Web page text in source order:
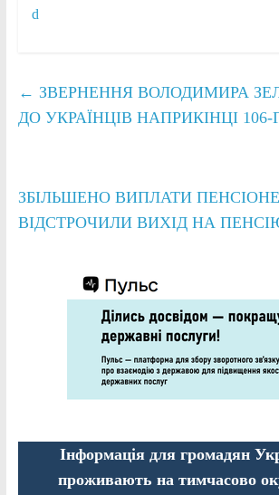
d
← ЗВЕРНЕННЯ ВОЛОДИМИРА
ДО УКРАЇНЦІВ НАПРИКІНЦІ
ЗБІЛЬШЕНО ВИПЛАТИ
ВІДСТРОЧИЛИ ВИХІД НА
Інформація для громадян
проживають на тимчасово